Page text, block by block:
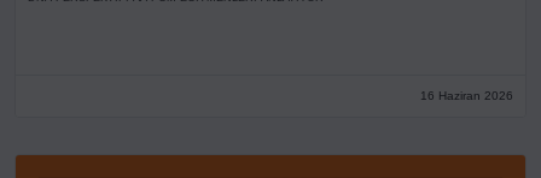
16 Haziran 2026